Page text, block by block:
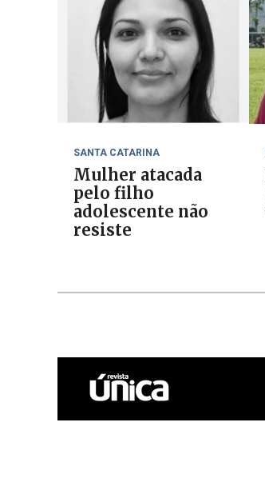
SANTA CATARINA
Mulher atacada
pelo filho
adolescente não
resiste